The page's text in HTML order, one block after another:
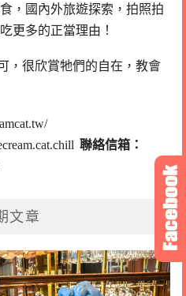
，國內外旅遊探索，拍照拍
更多的正當理由！
， 很欣賞牠們的自在，教會
聯絡信箱：
文章